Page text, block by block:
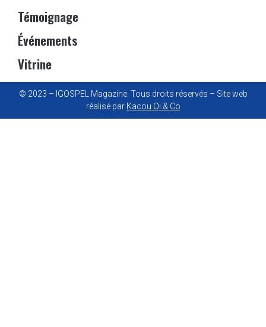
Témoignage
Événements
Vitrine
© 2023 – IGOSPEL Magazine. Tous droits réservés – Site web
réalisé par Kacou Oi & Co